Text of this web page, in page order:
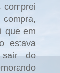
comprei
que em
estava
sair do